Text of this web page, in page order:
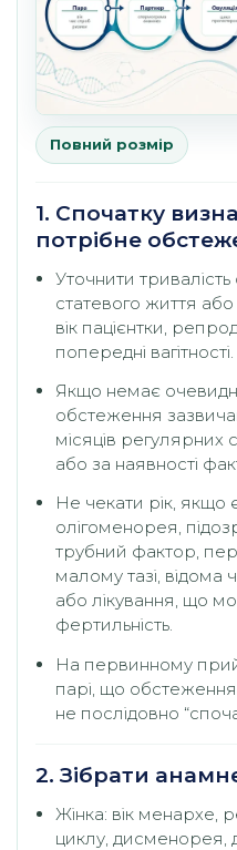
Повний розмір
1. Спочатку
потрібне
Уточнити
статевого життя або
вік пацієнтки,
попередні вагітності.
Якщо немає
обстеження
місяців регулярних
або за наявності
Не чекати рік,
олігоменорея,
трубний фактор,
малому тазі, відома
або лікування, що
фертильність.
На первинному
парі, що
не послідовно
2. Зібрати
Жінка: вік менархе,
циклу, дисменорея,